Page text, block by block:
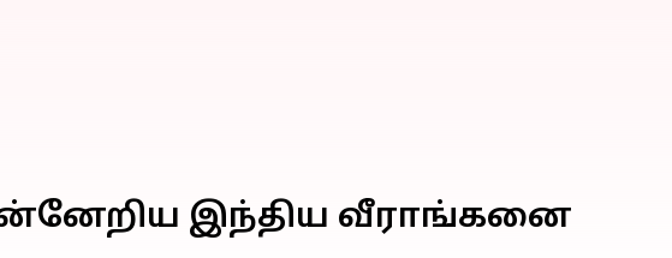
முன்னேறிய இந்திய வீராங்கனை